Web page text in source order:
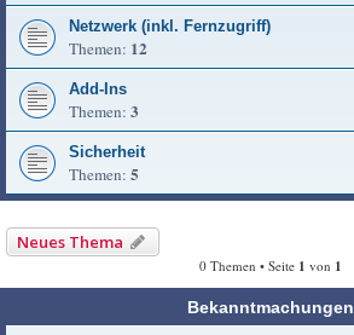
Netzwerk (inkl. Fernzugriff)
Themen: 12
Add-Ins
Themen: 3
Sicherheit
Themen: 5
Neues Thema
0 Themen • Seite 1 von 1
Bekanntmachungen